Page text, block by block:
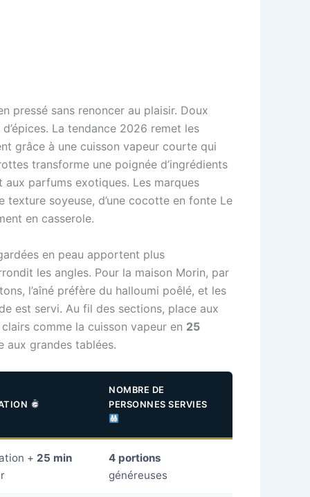
pressé sans renoncer au plaisir. Doux
La tendance 2026 remet les
grâce à une cuisson vapeur courte qui
transforme une poignée d’ingrédients
parfums exotiques. Les marques
texture soyeuse, d’une cocotte en fonte Le
en casserole.
en peau apportent plus
les angles. Pour la maison Morin, par
l’aîné préfère du halloumi poêlé, et les
est servi. Au fil des sections, place aux
comme la cuisson vapeur en 25
aux grandes tablées.
NOMBRE DE
PERSONNES SERVIES
+ 25 min
4 portions
généreuses